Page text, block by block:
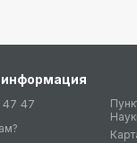
информация
47